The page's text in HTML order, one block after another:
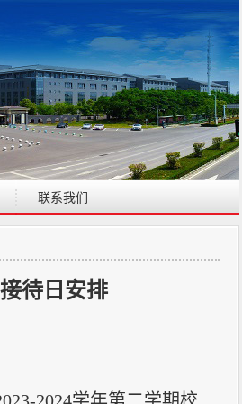
联系我们
待日安排